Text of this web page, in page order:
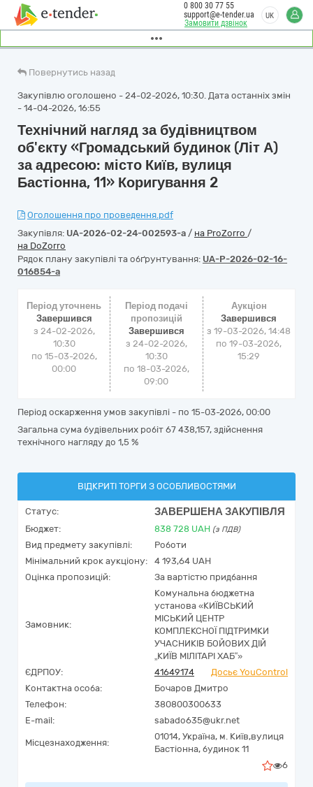
Замовити дзвінок
0 800 30 77 55
support@e-tender.ua
UK
Повернутись назад
Закупівлю оголошено - 24-02-2026, 10:30. Дата останніх змін
- 14-04-2026, 16:55
Технічний нагляд за будівництвом
об'єкту «Громадський будинок (Літ А)
за адресою: місто Київ, вулиця
Бастіонна, 11» Коригування 2
Оголошення про проведення.pdf
Закупівля: UA-2026-02-24-002593-a / на ProZorro /
на DoZorro
Рядок плану закупівлі та обґрунтування: UA-P-2026-02-16-
016854-a
Період уточнень
Завершився
з 24-02-2026,
10:30
по 15-03-2026,
00:00
Період подачі
пропозицій
Завершився
з 24-02-2026,
10:30
по 18-03-2026,
09:00
Аукціон
Завершився
з19-03-2026, 14:48
по19-03-2026,
15:29
Період оскарження умов закупівлі - по 15-03-2026, 00:00
Загальна сума будівельних робіт 67 438,157, здійснення
технічного нагляду до 1,5 %
ВІДКРИТІ ТОРГИ З ОСОБЛИВОСТЯМИ
Статус: ЗАВЕРШЕНА ЗАКУПІВЛЯ
Бюджет: 838 728 UAH (з ПДВ)
Вид предмету закупівлі:
Роботи
Мінімальний крок аукціону:
4 193,64 UAH
Оцінка пропозицій:
За вартістю придбання
Замовник:
Комунальна бюджетна
установа «КИЇВСЬКИЙ
МІСЬКИЙ ЦЕНТР
КОМПЛЕКСНОЇ ПІДТРИМКИ
УЧАСНИКІВ БОЙОВИХ ДІЙ
„КИЇВ МІЛІТАРІ ХАБ“»
ЄДРПОУ:
41649174
Досьє YouControl
Контактна особа:
Бочаров Дмитро
Телефон:
380800300633
E-mail:
sabado635@ukr.net
Місцезнаходження:
01014, Україна, м. Київ,вулиця
Бастіонна, будинок 11
6